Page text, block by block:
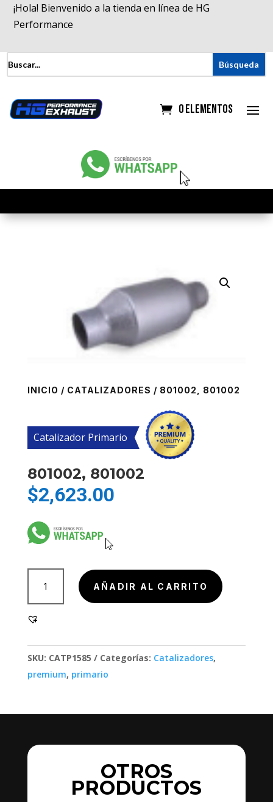
¡Hola! Bienvenido a la tienda en línea de HG
Performance
0 elementos
INICIO / CATALIZADORES / 801002, 801002
Catalizador Primario
801002, 801002
$2,623.00
801002
cantidad
AÑADIR AL CARRITO
SKU: CATP1585 Categorías: Catalizadores,
premium, primario
OTROS
PRODUCTOS